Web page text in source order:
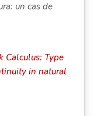
un cas de
Calculus: Type
in natural